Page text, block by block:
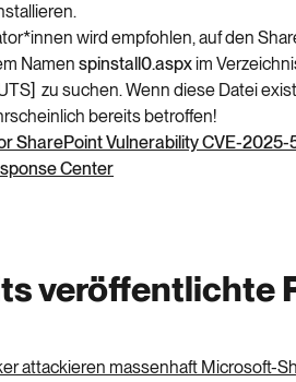
wird empfohlen, auf den
Namen spinstall0.aspxim
zu suchen. Wenn diese Datei
bereits betroffen!
SharePoint Vulnerability CVE-2025-
Center
veröffentlichte
attackieren massenhaft Microsoft-